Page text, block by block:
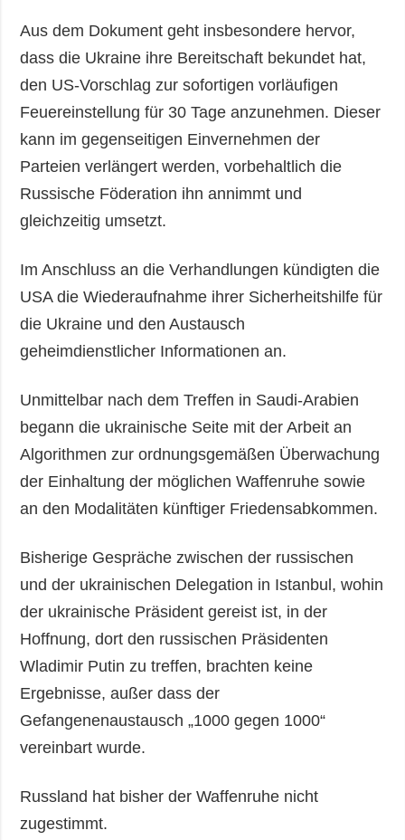
Aus dem Dokument geht insbesondere hervor,
dass die Ukraine ihre Bereitschaft bekundet hat,
den US-Vorschlag zur sofortigen vorläufigen
Feuereinstellung für 30 Tage anzunehmen. Dieser
kann im gegenseitigen Einvernehmen der
Parteien verlängert werden, vorbehaltlich die
Russische Föderation ihn annimmt und
gleichzeitig umsetzt.
Im Anschluss an die Verhandlungen kündigten die
USA die Wiederaufnahme ihrer Sicherheitshilfe für
die Ukraine und den Austausch
geheimdienstlicher Informationen an.
Unmittelbar nach dem Treffen in Saudi-Arabien
begann die ukrainische Seite mit der Arbeit an
Algorithmen zur ordnungsgemäßen Überwachung
der Einhaltung der möglichen Waffenruhe sowie
an den Modalitäten künftiger Friedensabkommen.
Bisherige Gespräche zwischen der russischen
und der ukrainischen Delegation in Istanbul, wohin
der ukrainische Präsident gereist ist, in der
Hoffnung, dort den russischen Präsidenten
Wladimir Putin zu treffen, brachten keine
Ergebnisse, außer dass der
Gefangenenaustausch „1000 gegen 1000“
vereinbart wurde.
Russland hat bisher der Waffenruhe nicht
zugestimmt.